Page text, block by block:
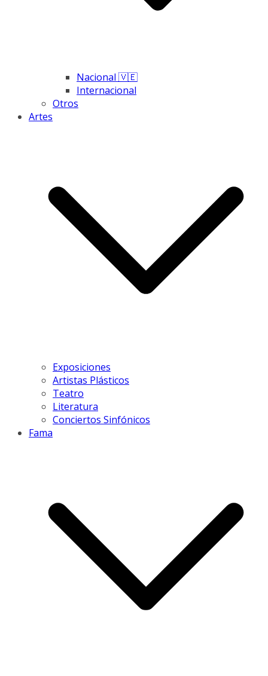
Nacional 🇻🇪
Internacional
Otros
Artes
Exposiciones
Artistas Plásticos
Teatro
Literatura
Conciertos Sinfónicos
Fama